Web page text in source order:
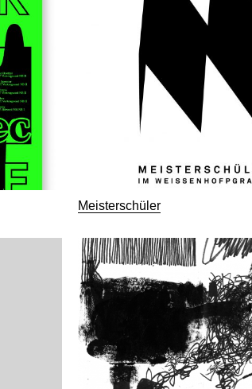
Meisterschüler